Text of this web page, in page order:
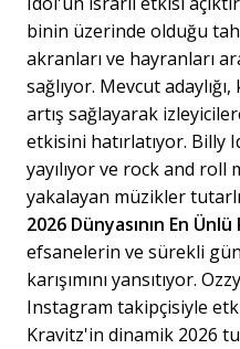
binin üzerinde olduğu
akranları ve hayranları
sağlıyor. Mevcut
artış sağlayarak
etkisini hatırlatıyor. Billy
yayılıyor ve rock and roll
yakalayan müzikler
2026 Dünyasının En Ünlü
efsanelerin ve sürekli
karışımını yansıtıyor.
Instagram takipçisiyle
Kravitz'in dinamik 2026